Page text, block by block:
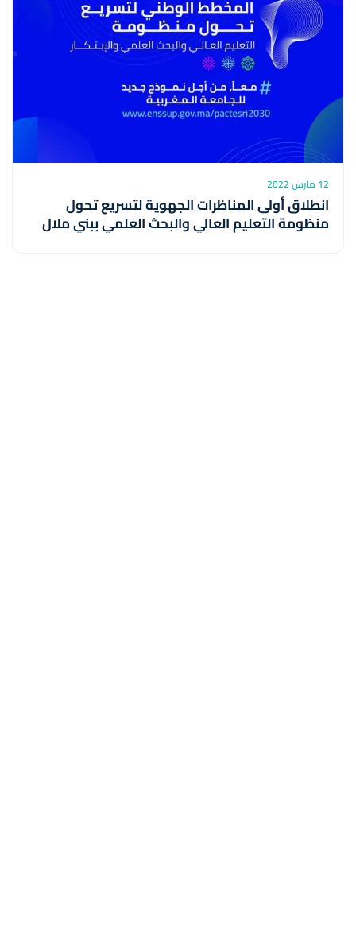
12 مارس 2022
انطلاق أولى المناظرات الجهوية لتسريع تحول
منظومة التعليم العالي والبحث العلمي ببني ملال